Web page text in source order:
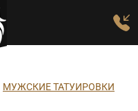
МУЖСКИЕ ТАТУИРОВКИ